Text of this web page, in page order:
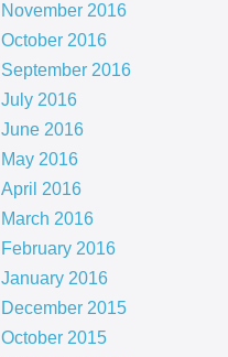
November 2016
October 2016
September 2016
July 2016
June 2016
May 2016
April 2016
March 2016
February 2016
January 2016
December 2015
October 2015